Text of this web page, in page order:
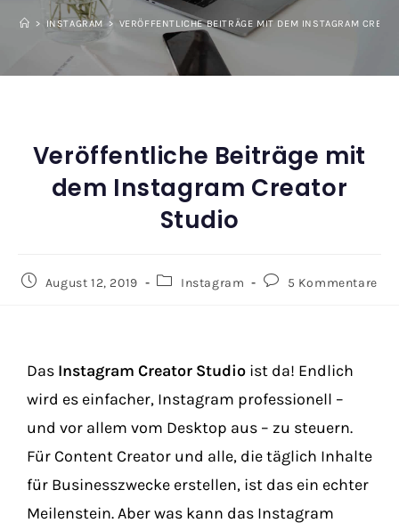
> INSTAGRAM > VERÖFFENTLICHE BEITRÄGE MIT DEM INSTAGRAM
Veröffentliche Beiträge mit
dem Instagram Creator
Studio
August 12, 2019 Instagram 5 Kommentare
Das Instagram Creator Studio ist da! Endlich
wird es einfacher, Instagram professionell –
und vor allem vom Desktop aus – zu steuern.
Für Content Creator und alle, die täglich Inhalte
für Businesszwecke erstellen, ist das ein echter
Meilenstein. Aber was kann das Instagram